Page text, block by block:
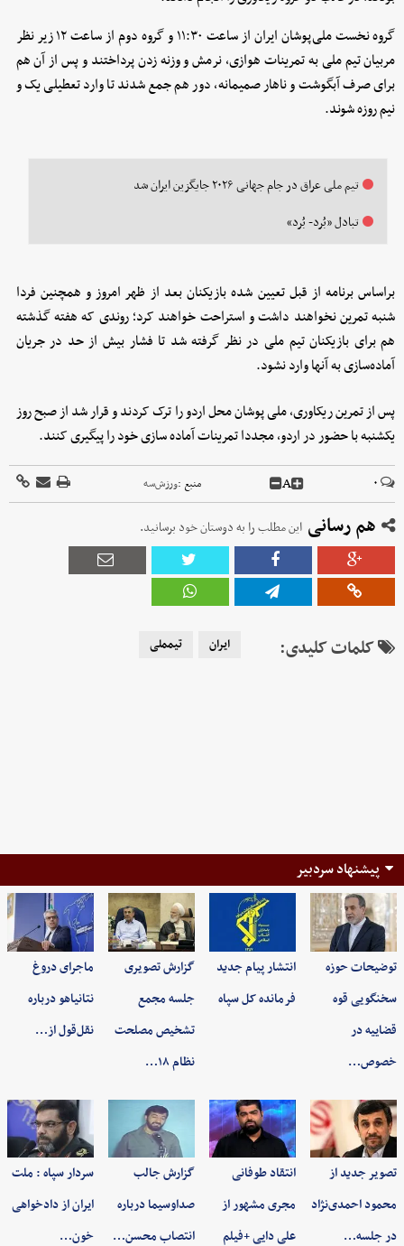
گروه نخست ملی‌پوشان ایران از ساعت ۱۱:۳۰ و گروه دوم از ساعت ۱۲ زیر نظر
مربیان تیم ملی به تمرینات هوازی، نرمش و ‌وزنه زدن پرداختند و پس از آن هم
برای صرف آبگوشت و ناهار صمیمانه، دور هم جمع شدند تا وارد تعطیلی یک و
نیم روزه شوند.
تیم ملی عراق در جام جهانی ۲۰۲۶ جایگزین ایران شد
تبادل «بُرد- بُرد»
براساس برنامه از قبل تعیین شده بازیکنان بعد از ظهر امروز و همچنین فردا
شنبه تمرین نخواهند داشت و استراحت خواهند کرد؛ روندی که هفته گذشته
هم برای بازیکنان تیم ملی در نظر گرفته شد تا فشار بیش از حد در جریان
آماده‌سازی به آنها وارد نشود.
پس از تمرین ریکاوری، ملی پوشان محل اردو را ترک کردند و قرار شد از صبح روز
یکشنبه با حضور در اردو، مجددا تمرینات آماده سازی خود را پیگیری کنند.
۰ A منبع :ورزش‌سه
هم رسانی این مطلب را به دوستان خود برسانید.
کلمات کلیدی: ایران تیمملی
پیشنهاد سردبیر
توضیحات حوزه
سخنگویی قوه
قضاییه در
خصوص…
انتشار پیام جدید
فرمانده کل سپاه
گزارش تصویری
جلسه مجمع
تشخیص مصلحت
نظام ۱۸…
ماجرای دروغ
نتانیاهو درباره
نقل‌قول از…
تصویر جدید از
محمود احمدی‌نژاد
در جلسه…
انتقاد طوفانی
مجری مشهور از
علی دایی +فیلم
گزارش جالب
صداوسیما درباره
انتصاب محسن…
سردار سپاه : ملت
ایران از دادخواهی
خون…